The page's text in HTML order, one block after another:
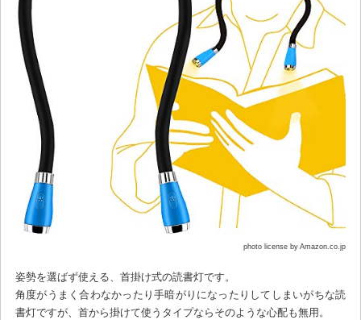
photo license by Amazon.co.jp
姿勢を選ばず使える、首掛け式の読書灯です。
角度がうまく合わなかったり手暗がりになったりしてしまいがちな読
書灯ですが、首から掛けて使うタイプならそのような心配も無用。